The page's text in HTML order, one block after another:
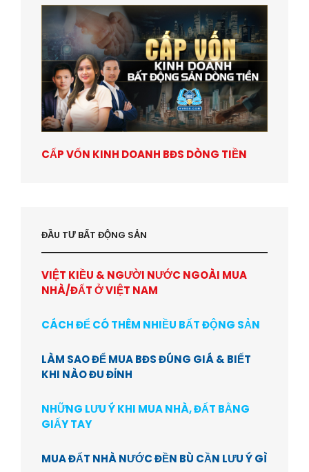
CẤP VỐN KINH DOANH BĐS DÒNG TIỀN
ĐẦU TƯ BẤT ĐỘNG SẢN
VIỆT KIỀU & NGƯỜI NƯỚC NGOÀI MUA
NHÀ/ĐẤT Ở VIỆT NAM
CÁCH ĐỂ CÓ THÊM NHIỀU BẤT ĐỘNG SẢN
LÀM SAO ĐỂ MUA BĐS ĐÚNG GIÁ & BIẾT
KHI NÀO ĐU ĐỈNH
NHỮNG LƯU Ý KHI MUA NHÀ, ĐẤT BẰNG
GIẤY TAY
MUA ĐẤT NHÀ NƯỚC ĐỀN BÙ CẦN LƯU Ý GÌ